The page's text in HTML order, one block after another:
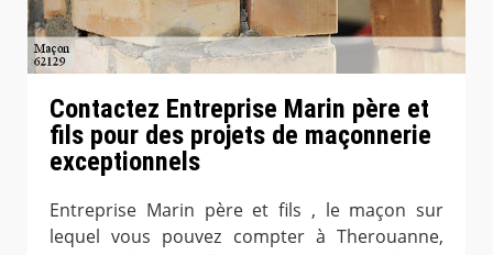
Contactez Entreprise Marin père et
fils pour des projets de maçonnerie
exceptionnels
Entreprise Marin père et fils , le maçon sur
lequel vous pouvez compter à Therouanne,